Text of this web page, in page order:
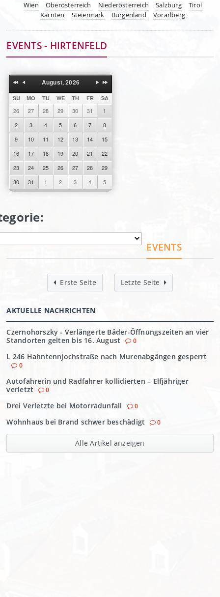
Wien Oberösterreich Niederösterreich Salzburg
Tirol
Kärnten
Steiermark Burgenland Vorarlberg
EVENTS - HIRTENFELD
August, 2026
SU MO TU WE TH FR SA
26 27 28 29 30 31
1
2
3 4 5 6 7
8
9
10 11 12 13 14
15
16
17 18 19 20 21
22
23
24 25 26 27 28
29
30
31 1 2 3 4 5
EVENTS
Erste Seite Letzte Seite
AKTUELLE NACHRICHTEN
Czernohorszky - Verlängerte Bäder-Öffnungszeiten an vier
Standorten gelten bis 16. August
0
L 246 Hahntennjochstraße nach Murenabgängen gesperrt
0
Autofahrerin und Radfahrer kollidierten – Elfjähriger
verletzt
0
Drei Verletzte bei Motorradunfall 0
Wohnhaus bei Brand schwer beschädigt 0
Alle Artikel anzeigen